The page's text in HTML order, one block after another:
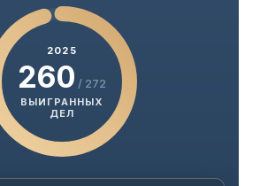
2025
260 / 272
ВЫИГРАННЫХ
ДЕЛ